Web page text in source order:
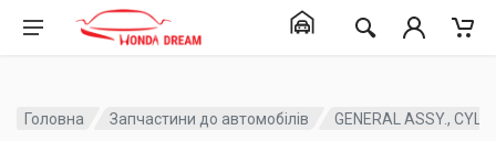
Головна Запчастини до автомобілів GENERAL ASSY.,